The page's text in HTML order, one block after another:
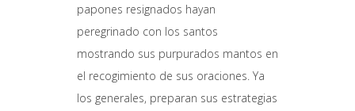
papones resignados hayan
peregrinado con los santos
mostrando sus purpurados mantos en
el recogimiento de sus oraciones. Ya
los generales, preparan sus estrategias